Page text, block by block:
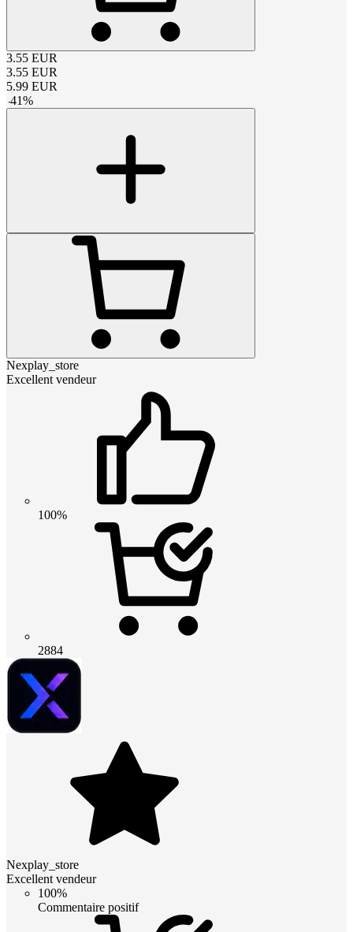
3.55 EUR
3.55 EUR
5.99 EUR
-41%
Nexplay_store
Excellent vendeur
100%
2884
Nexplay_store
Excellent vendeur
100%
Commentaire positif